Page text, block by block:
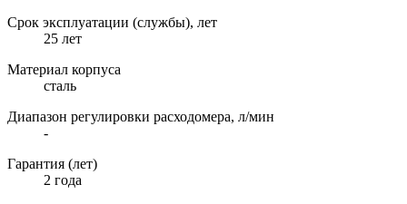
Срок эксплуатации (службы), лет
25 лет
Материал корпуса
сталь
Диапазон регулировки расходомера, л/мин
-
Гарантия (лет)
2 года